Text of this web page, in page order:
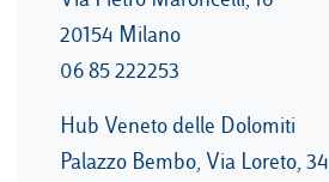
20154 Milano
06 85 222253
Hub Veneto delle Dolomiti
Palazzo Bembo, Via Loreto, 34